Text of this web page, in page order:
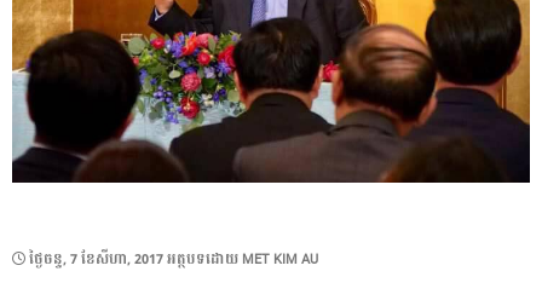
POSTED
ថ្ងៃ​ចន្ទ, 7 ខែ​សីហា, 2017អត្ថបទដោយ MET KIM AU